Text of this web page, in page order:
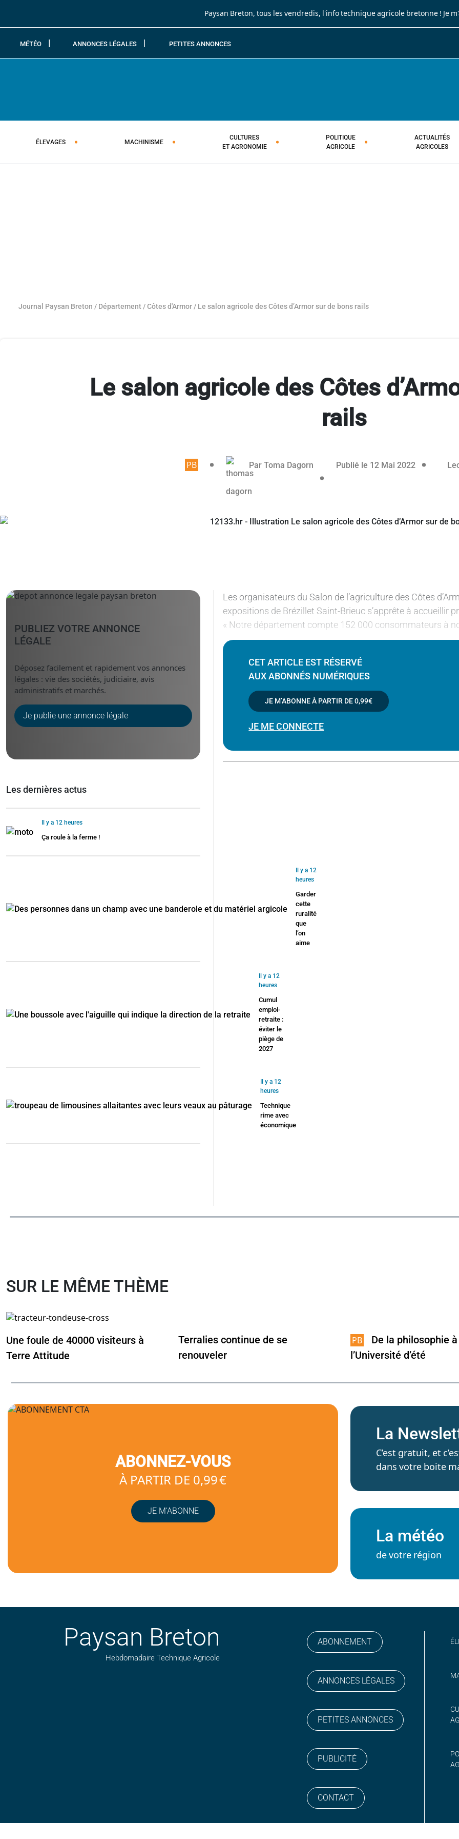
Paysan Breton, tous les vendredis, l'info technique agricole bretonne ! Je
MÉTÉO ANNONCES LÉGALES PETITES ANNONCES
ÉLEVAGES MACHINISME
CULTURES
ET AGRONOMIE
POLITIQUE
AGRICOLE
ACTUALITÉS
AGRICOLES
Journal Paysan Breton / Département /Côtes d'Armor / Le salon agricole des Côtes d’Armor sur de bons rails
Le salon agricole des Côtes
rails
Article réservé aux abonnés
Par Toma Dagorn Publié le 12 Mai 2022
Les organisateurs du Salon de l’agriculture des Côtes
expositions de Brézillet Saint-Brieuc s’apprête à accueillir
« Notre département compte 152 000 consommateurs à
CET ARTICLE EST RÉSERVÉ
AUX ABONNÉS NUMÉRIQUES
JE M’ABONNE À PARTIR DE0,99€
JE ME CONNECTE
PUBLIEZ VOTRE ANNONCE
LÉGALE
Déposez facilement et rapidement vos annonces
légales : vie des sociétés, judiciaire, avis
administratifs et marchés.
Je publie une annonce légale
Les dernières actus
Il y a 12 heures
Ça roule à la ferme !
Il y a 12
heures
Garder
cette
ruralité
que
l’on
aime
Il y a 12
heures
Cumul
emploi-
retraite :
éviter le
piège de
2027
Il y a 12
heures
Technique
rime avec
économique
SUR LE MÊME THÈME
Une foule de 40000 visiteurs à
Terre Attitude
Terralies continue de se
renouveler
De la philosophie à
l’Université d’été
ABONNEZ-VOUS
À PARTIR DE 0,99 €
JE M’ABONNE
La
C’est gratuit, et
dans votre boite
La météo
de votre région
Paysan Breton
Hebdomadaire Technique Agricole
ABONNEMENT
ANNONCES LÉGALES
PETITES ANNONCES
PUBLICITÉ
CONTACT